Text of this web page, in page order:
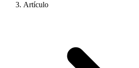
Artículo